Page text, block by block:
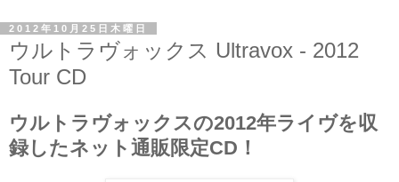
2012年10月25日木曜日
ウルトラヴォックス Ultravox - 2012
Tour CD
ウルトラヴォックスの2012年ライヴを収
録したネット通販限定CD！